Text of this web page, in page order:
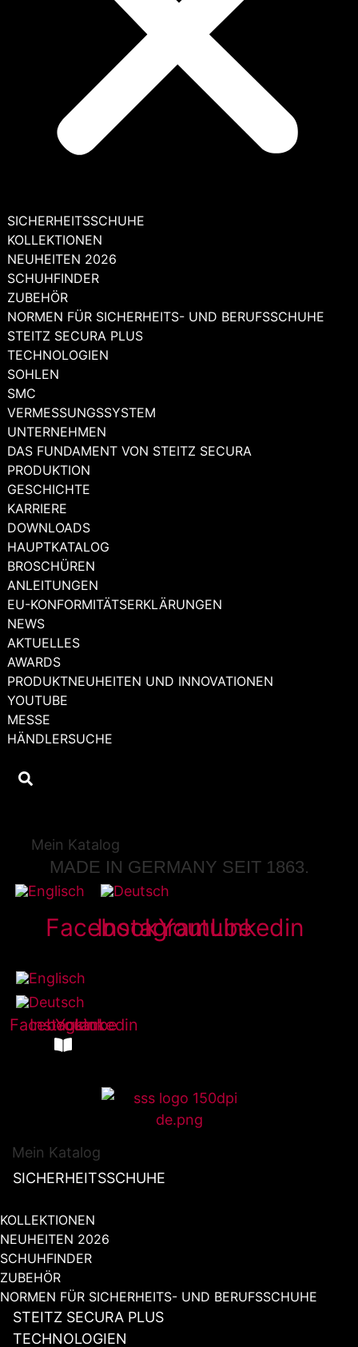
SICHERHEITSSCHUHE
KOLLEKTIONEN
NEUHEITEN 2026
SCHUHFINDER
ZUBEHÖR
NORMEN FÜR SICHERHEITS- UND BERUFSSCHUHE
STEITZ SECURA PLUS
TECHNOLOGIEN
SOHLEN
SMC
VERMESSUNGSSYSTEM
UNTERNEHMEN
DAS FUNDAMENT VON STEITZ SECURA
PRODUKTION
GESCHICHTE
KARRIERE
DOWNLOADS
HAUPTKATALOG
BROSCHÜREN
ANLEITUNGEN
EU-KONFORMITÄTSERKLÄRUNGEN
NEWS
AKTUELLES
AWARDS
PRODUKTNEUHEITEN UND INNOVATIONEN
YOUTUBE
MESSE
HÄNDLERSUCHE
Mein Katalog
MADE IN GERMANY SEIT 1863.
Facebook
Instagram
YoutubeLinkedin
Facebook
Instagram
Youtube
Linkedin
Mein Katalog
SICHERHEITSSCHUHE
KOLLEKTIONEN
NEUHEITEN 2026
SCHUHFINDER
ZUBEHÖR
NORMEN FÜR SICHERHEITS- UND BERUFSSCHUHE
STEITZ SECURA PLUS
TECHNOLOGIEN